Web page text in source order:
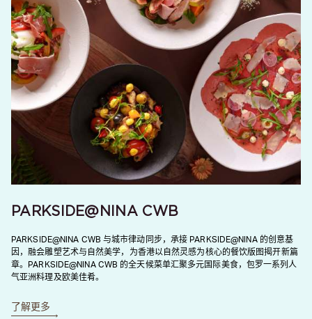
PARKSIDE@NINA CWB
PARKSIDE@NINA CWB 与城市律动同步，承接 PARKSIDE@NINA 的创意基
因，融会雕塑艺术与自然美学，为香港以自然灵感为核心的餐饮版图揭开新篇
章。PARKSIDE@NINA CWB 的全天候菜单汇聚多元国际美食，包罗一系列人
气亚洲料理及欧美佳肴。
了解更多